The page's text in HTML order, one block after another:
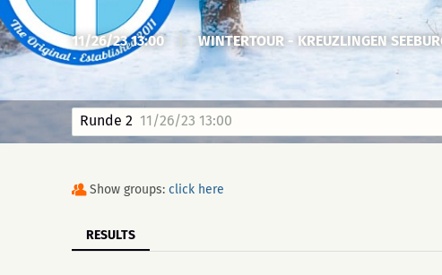
11/26/23 13:00 WINTERTOUR - KREUZLINGEN
Runde 2 11/26/23 13:00
Show groups: click here
RESULTS